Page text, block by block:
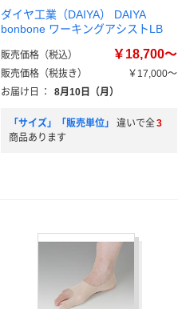
ダイヤ工業（DAIYA） DAIYA
bonbone ワーキングアシストLB
販売価格（税込） ￥18,700～
販売価格（税抜き）
￥17,000～
お届け日
： 8月10日（月）
「サイズ」「販売単位」 違いで全3
商品あります